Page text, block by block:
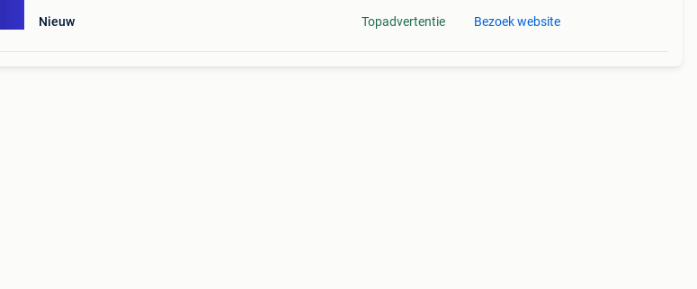
Nieuw
Topadvertentie Bezoek website